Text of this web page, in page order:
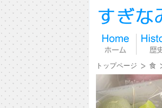
トップページ 食